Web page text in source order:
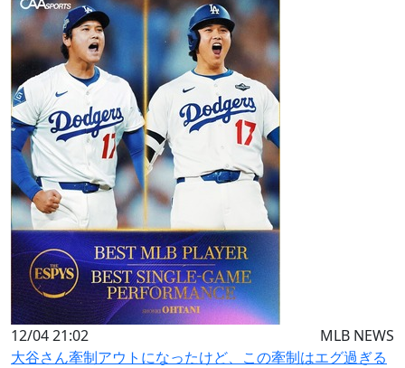
12/04 21:02
MLB NEWS
大谷さん牽制アウトになったけど、この牽制はエグ過ぎる